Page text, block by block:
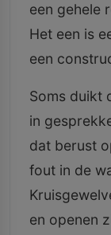
een gehele
Het een is
een
Soms duikt
in
dat berust
fout in de
en openen